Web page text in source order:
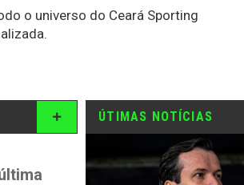
o universo do Ceará Sporting
ÚTIMAS NOTÍCIAS